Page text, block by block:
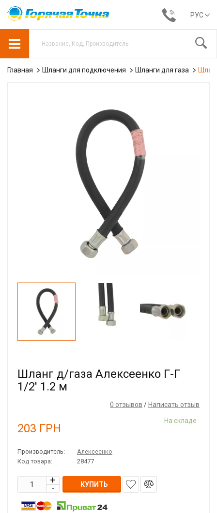
РУС
Главная Шланги для подключения Шланги для газа
Шланг д/газа Алексеенко Г-Г
1/2' 1.2 м
0 отзывов / Написать отзыв
203 ГРН
На складе
Производитель:
Алексеенко
Код товара:
28477
КУПИТЬ